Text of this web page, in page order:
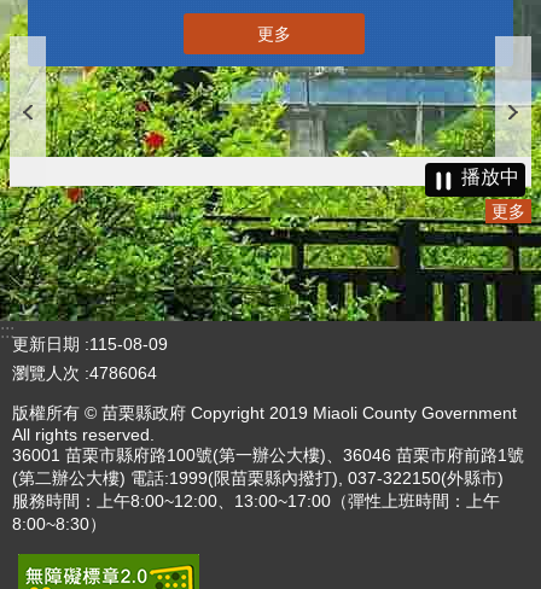
更多
播放中
更多
:::
更新日期
115-08-09
瀏覽人次 4786064
版權所有 © 苗栗縣政府 Copyright 2019 Miaoli County Government
All rights reserved.
36001 苗栗市縣府路100號(第一辦公大樓)、36046 苗栗市府前路1號
(第二辦公大樓) 電話:1999(限苗栗縣內撥打), 037-322150(外縣市)
服務時間：上午8:00~12:00、13:00~17:00（彈性上班時間：上午
8:00~8:30）